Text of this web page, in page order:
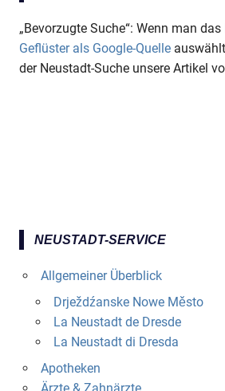
„Bevorzugte Suche“: Wenn man das
Geflüster als Google-Quelle
der Neustadt-Suche unsere Artikel
NEUSTADT-SERVICE
Allgemeiner Überblick
Drježdźanske Nowe Město
La Neustadt de Dresde
La Neustadt di Dresda
Apotheken